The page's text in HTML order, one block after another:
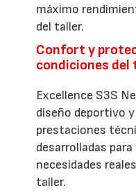
máximo
del taller.
Confort y
condiciones del
Excellence S3S
diseño deportivo
prestaciones
desarrolladas
necesidades
taller.